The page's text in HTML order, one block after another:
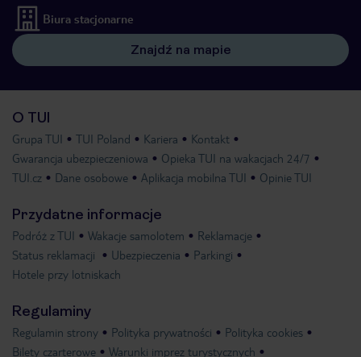
Biura stacjonarne
Znajdź na mapie
O TUI
Grupa TUI TUI Poland Kariera
Kontakt
Gwarancja ubezpieczeniowa
Opieka TUI na wakacjach 24/7
TUI.cz
Dane osobowe Aplikacja mobilna TUI Opinie TUI
Przydatne informacje
Podróż z TUI Wakacje samolotem
Reklamacje
Status reklamacji
Ubezpieczenia
Parkingi
Hotele przy lotniskach
Regulaminy
Regulamin strony Polityka prywatności
Polityka cookies
Bilety czarterowe
Warunki imprez turystycznych